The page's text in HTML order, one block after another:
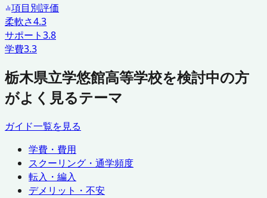
項目別評価
柔軟さ4.3
サポート3.8
学費3.3
栃木県立学悠館高等学校を検討中の方
がよく見るテーマ
ガイド一覧を見る
学費・費用
スクーリング・通学頻度
転入・編入
デメリット・不安